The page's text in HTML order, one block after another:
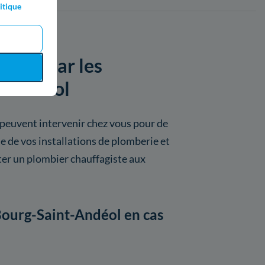
par les
Andéol
intervenir chez vous pour de
de vos installations de plomberie et
un plombier chauffagiste aux
Saint-Andéol en cas